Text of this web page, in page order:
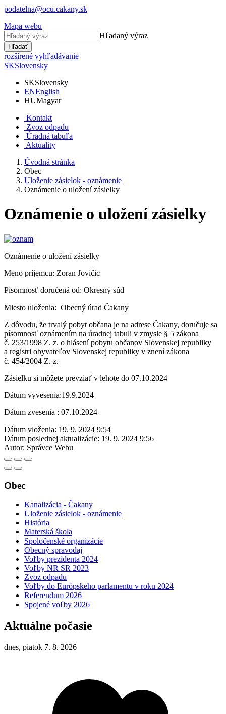
podatelna@ocu.cakany.sk
Mapa webu
Hľadaný výraz
Hľadať
rozšírené vyhľadávanie
SKSlovensky
SKSlovensky
ENEnglish
HUMagyar
Kontakt
Zvoz odpadu
Úradná tabuľa
Aktuality
Úvodná stránka
Obec
Uloženie zásielok - oznámenie
Oznámenie o uložení zásielky
Oznámenie o uložení zásielky
Oznámenie o uložení zásielky
Meno príjemcu: Zoran Jovičic
Písomnosť doručená od: Okresný súd
Miesto uloženia: Obecný úrad Čakany
Z dôvodu, že trvalý pobyt občana je na adrese Čakany, doručuje sa
písomnosť oznámením na úradnej tabuli v zmysle § 5 zákona
č. 253/1998 Z. z. o hlásení pobytu občanov Slovenskej republiky
a registri obyvateľov Slovenskej republiky v znení zákona
č. 454/2004 Z. z.
Zásielku si môžete prevziať v lehote do 07.10.2024
Dátum vyvesenia:19.9.2024
Dátum zvesenia : 07.10.2024
Dátum vloženia: 19. 9. 2024 9:54
Dátum poslednej aktualizácie: 19. 9. 2024 9:56
Autor: Správce Webu
Obec
Kanalizácia - Čakany
Uloženie zásielok - oznámenie
História
Materská škola
Spoločenské organizácie
Obecný spravodaj
Voľby prezidenta 2024
Voľby NR SR 2023
Zvoz odpadu
Voľby do Európskeho parlamentu v roku 2024
Referendum 2026
Spojené voľby 2026
Aktuálne počasie
dnes, piatok 7. 8. 2026